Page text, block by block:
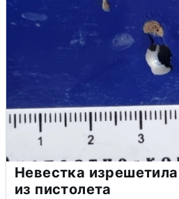
Невестка
из пистолета